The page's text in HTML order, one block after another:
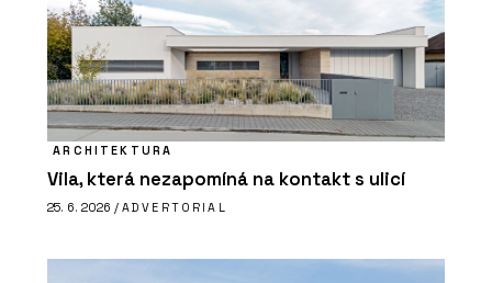
ARCHITEKTURA
Vila, která nezapomíná na kontakt s ulicí
25. 6. 2026 / ADVERTORIAL